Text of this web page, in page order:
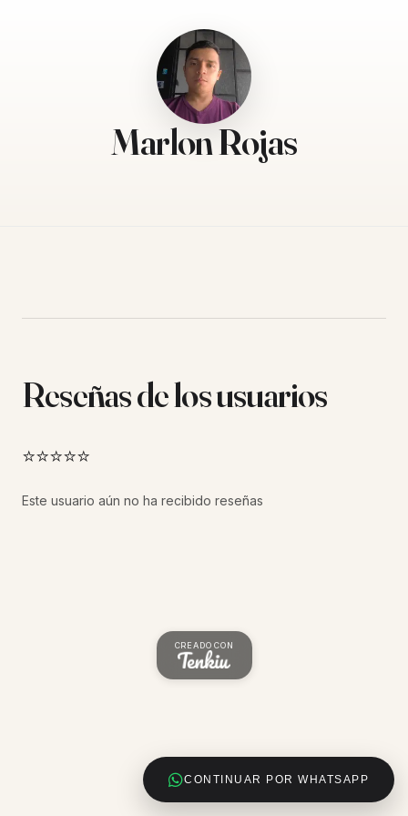
Marlon Rojas
CONTINUAR POR WHATSAPP
Reseñas de los usuarios
⭐⭐⭐⭐⭐
Este usuario aún no ha recibido reseñas
CREADO CON